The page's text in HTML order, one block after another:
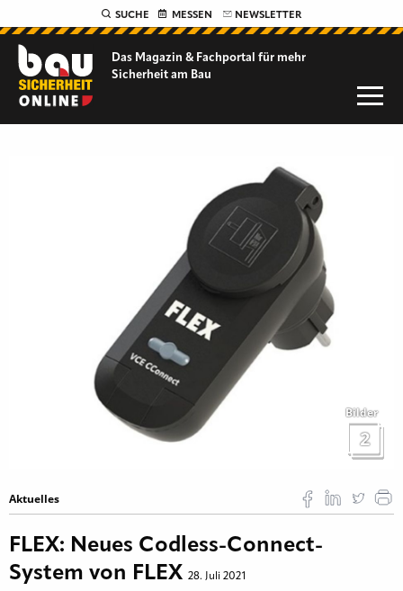
SUCHE MESSEN NEWSLETTER
Das Magazin & Fachportal für mehr
Sicherheit am Bau
Bilder
2
Aktuelles
FLEX: Neues Codless-Connect-
System von FLEX 28. Juli 2021